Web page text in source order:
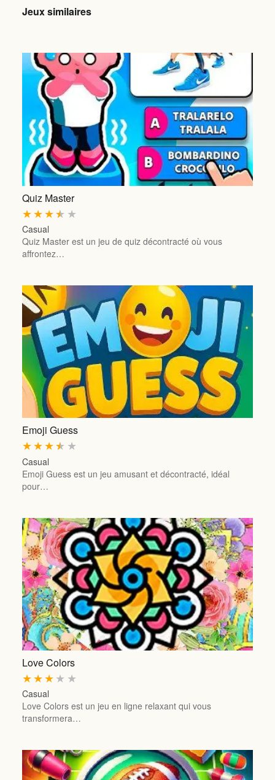
Jeux similaires
Quiz Master
★
★
★
★
★
Casual
Quiz Master est un jeu de quiz décontracté où vous
affrontez…
Emoji Guess
★
★
★
★
★
Casual
Emoji Guess est un jeu amusant et décontracté, idéal
pour…
Love Colors
★
★
★
★
★
Casual
Love Colors est un jeu en ligne relaxant qui vous
transformera…